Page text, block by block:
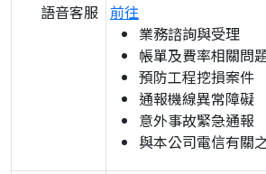
語音客服 前往
業務諮詢與受理
帳單及費率相關問
預防工程挖損案件
通報機線異常障礙
意外事故緊急通報
與本公司電信有關